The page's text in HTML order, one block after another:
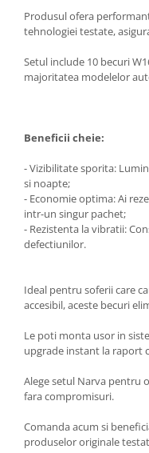
Produsul ofera
tehnologiei testate,
Setul include 10 becuri
majoritatea modelelor
Beneficii cheie:
- Vizibilitate sporita:
si noapte;
- Economie optima: Ai
intr-un singur pachet;
- Rezistenta la vibratii:
defectiunilor.
Ideal pentru soferii care
accesibil, aceste becuri
Le poti monta usor in
upgrade instant la raport
Alege setul Narva pentru
fara compromisuri.
Comanda acum si
produselor originale